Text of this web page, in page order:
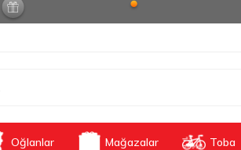
Oğlanlar Mağazalar Toba